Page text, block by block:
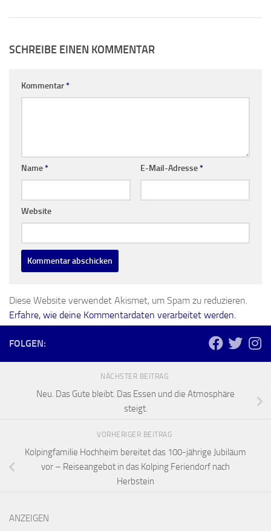
SCHREIBE EINEN KOMMENTAR
Kommentar*
Name* E-Mail-Adresse*
Website
Diese Website verwendet Akismet, um Spam zu reduzieren.
Erfahre, wie deine Kommentardaten verarbeitet werden.
FOLGEN:
NÄCHSTER BEITRAG
Neu. Das Gute bleibt. Das Essen und die Atmosphäre
steigt.
VORHERIGER BEITRAG
Kolpingfamilie Hochheim bereitet das 100-jährige Jubiläum
vor – Reiseangebot in das Kolping Feriendorf nach
Herbstein
ANZEIGEN